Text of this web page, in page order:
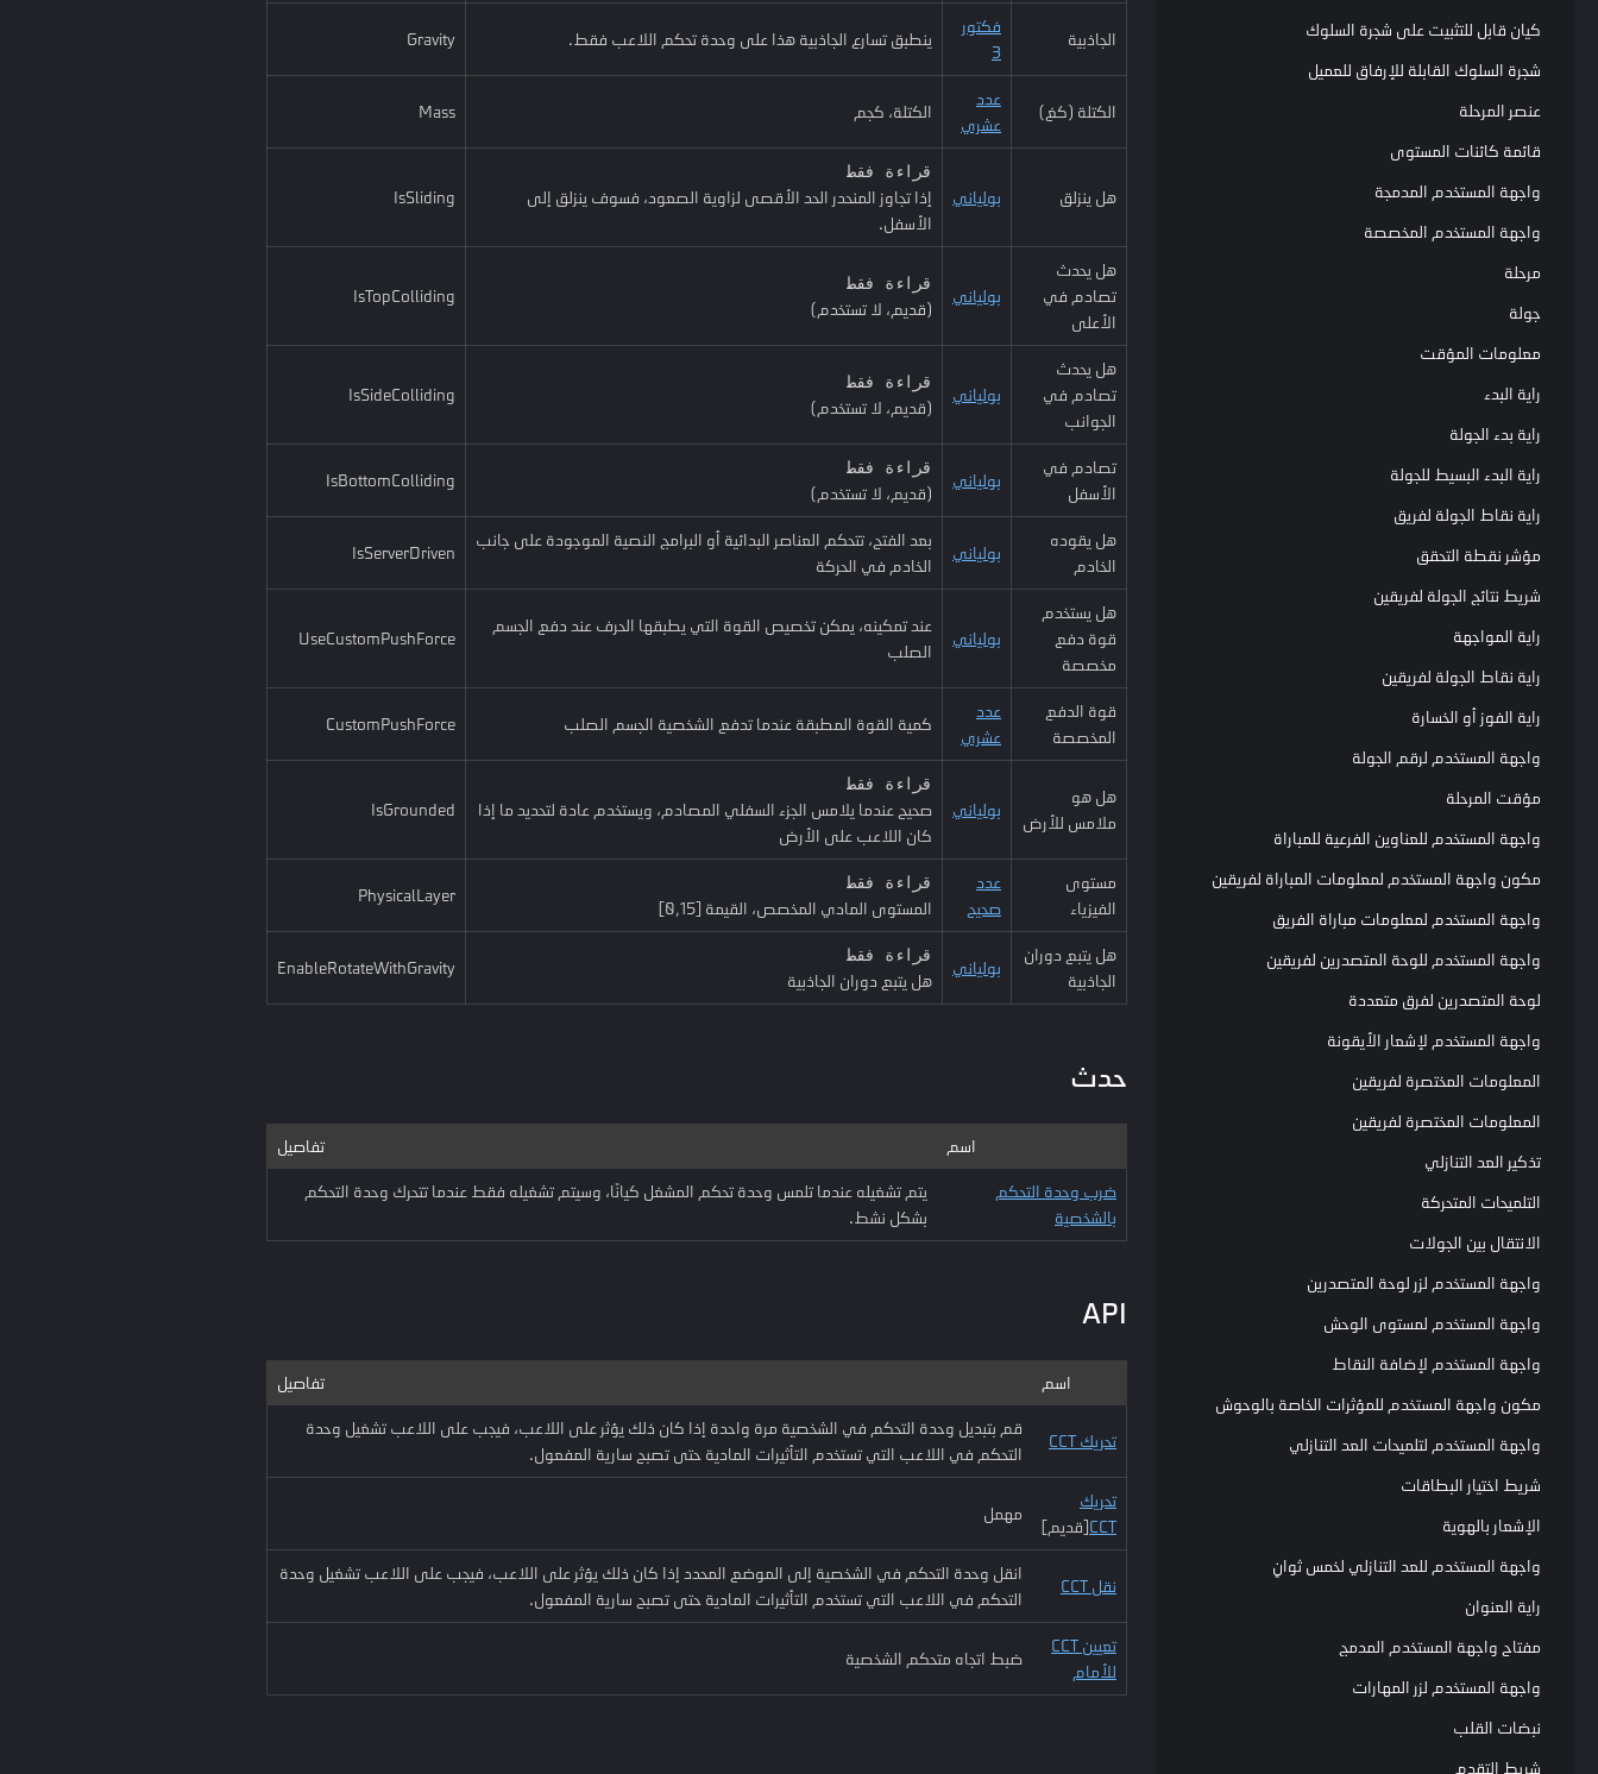
كيان قابل للتثبيت على شجرة السلوك
شجرة السلوك القابلة للإرفاق للعميل
عنصر المرحلة
قائمة كائنات المستوى
واجهة المستخدم المدمجة
واجهة المستخدم المخصصة
مرحلة
جولة
معلومات المؤقت
راية البدء
راية بدء الجولة
راية البدء البسيط للجولة
راية نقاط الجولة لفريق
مؤشر نقطة التحقق
شريط نتائج الجولة لفريقين
راية المواجهة
راية نقاط الجولة لفريقين
راية الفوز أو الخسارة
واجهة المستخدم لرقم الجولة
مؤقت المرحلة
واجهة المستخدم للعناوين الفرعية للمباراة
مكون واجهة المستخدم لمعلومات المباراة لفريقين
واجهة المستخدم لمعلومات مباراة الفريق
واجهة المستخدم للوحة المتصدرين لفريقين
لوحة المتصدرين لفرق متعددة
واجهة المستخدم لإشعار الأيقونة
المعلومات المختصرة لفريقين
المعلومات المختصرة لفريقين
تذكير العد التنازلي
التلميحات المتحركة
الانتقال بين الجولات
واجهة المستخدم لزر لوحة المتصدرين
واجهة المستخدم لمستوى الوحش
واجهة المستخدم لإضافة النقاط
مكون واجهة المستخدم للمؤثرات الخاصة بالوحوش
واجهة المستخدم لتلميحات العد التنازلي
شريط اختيار البطاقات
الإشعار بالهوية
واجهة المستخدم للعد التنازلي لخمس ثوانٍ
راية العنوان
مفتاح واجهة المستخدم المدمج
واجهة المستخدم لزر المهارات
نبضات القلب
شريط التقدم
الجاذبية
فكتور
3
ينطبق تسارع الجاذبية هذا على وحدة تحكم اللاعب فقط. Gravity
الكتلة (كغ)
عدد
عشري
الكتلة، كجم Mass
هل ينزلق بولياني
قراءة فقط
إذا تجاوز المنحدر الحد الأقصى لزاوية الصعود، فسوف ينزلق إلى
الأسفل.
IsSliding
هل يحدث
تصادم في
الأعلى
بولياني
قراءة فقط
(قديم، لا تستخدم)
IsTopColliding
هل يحدث
تصادم في
الجوانب
بولياني
قراءة فقط
(قديم، لا تستخدم)
IsSideColliding
تصادم في
الأسفل
بولياني
قراءة فقط
(قديم، لا تستخدم)
IsBottomColliding
هل يقوده
الخادم
بولياني
بعد الفتح، تتحكم العناصر البدائية أو البرامج النصية الموجودة على جانب
الخادم في الحركة
IsServerDriven
هل يستخدم
قوة دفع
مخصصة
بولياني
عند تمكينه، يمكن تخصيص القوة التي يطبقها الحرف عند دفع الجسم
الصلب
UseCustomPushForce
قوة الدفع
المخصصة
عدد
عشري
كمية القوة المطبقة عندما تدفع الشخصية الجسم الصلب CustomPushForce
هل هو
ملامس للأرض
بولياني
قراءة فقط
صحيح عندما يلامس الجزء السفلي المصادم، ويستخدم عادة لتحديد ما إذا
كان اللاعب على الأرض
IsGrounded
مستوى
الفيزياء
عدد
صحيح
قراءة فقط
المستوى المادي المخصص، القيمة [0,15]
PhysicalLayer
هل يتبع دوران
الجاذبية
بولياني
قراءة فقط
هل يتبع دوران الجاذبية
EnableRotateWithGravity
حدث
اسم تفاصيل
ضرب وحدة التحكم
بالشخصية
يتم تشغيله عندما تلمس وحدة تحكم المشغل كيانًا، وسيتم تشغيله فقط عندما تتحرك وحدة التحكم
بشكل نشط.
API
اسم تفاصيل
تحريك CCT
قم بتبديل وحدة التحكم في الشخصية مرة واحدة إذا كان ذلك يؤثر على اللاعب، فيجب على اللاعب تشغيل وحدة
التحكم في اللاعب التي تستخدم التأثيرات المادية حتى تصبح سارية المفعول.
تحريك
CCT[قديم]
مهمل
نقل CCT
انقل وحدة التحكم في الشخصية إلى الموضع المحدد إذا كان ذلك يؤثر على اللاعب، فيجب على اللاعب تشغيل وحدة
التحكم في اللاعب التي تستخدم التأثيرات المادية حتى تصبح سارية المفعول.
تعيين CCT
للأمام
ضبط اتجاه متحكم الشخصية